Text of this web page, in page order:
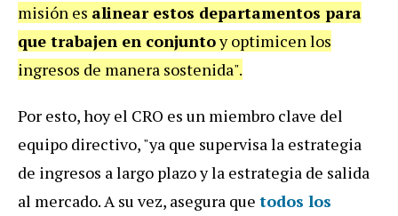
misión es alinear estos departamentos para
que trabajen en conjuntoy optimicen los
ingresos de manera sostenida".
Por esto, hoy el CRO es un miembro clave del
equipo directivo, "ya que supervisa la estrategia
de ingresos a largo plazo y la estrategia de salida
al mercado. A su vez, asegura que todos los